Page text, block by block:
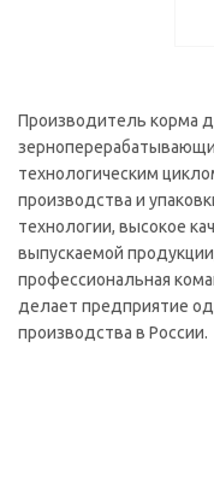
Производитель корма
технологическим
производства и
технологии, высокое
выпускаемой
профессиональная
делает предприятие
производства в России.